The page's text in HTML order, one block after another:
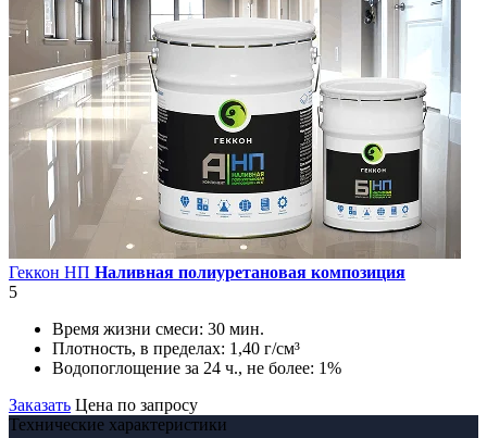
Геккон НП Наливная полиуретановая композиция
5
Время жизни смеси: 30 мин.
Плотность, в пределах: 1,40 г/см³
Водопоглощение за 24 ч., не более: 1%
Заказать Цена по запросу
Технические характеристики